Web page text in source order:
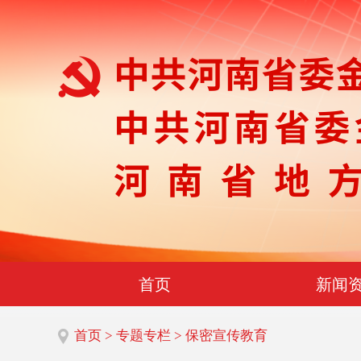
首页 新闻
首页 > 专题专栏 > 保密宣传教育